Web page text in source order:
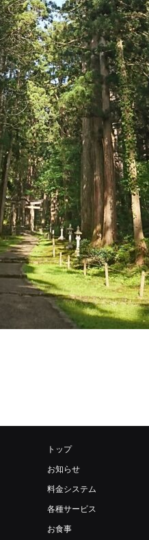
トップ
お知らせ
料金システム
各種サービス
お食事